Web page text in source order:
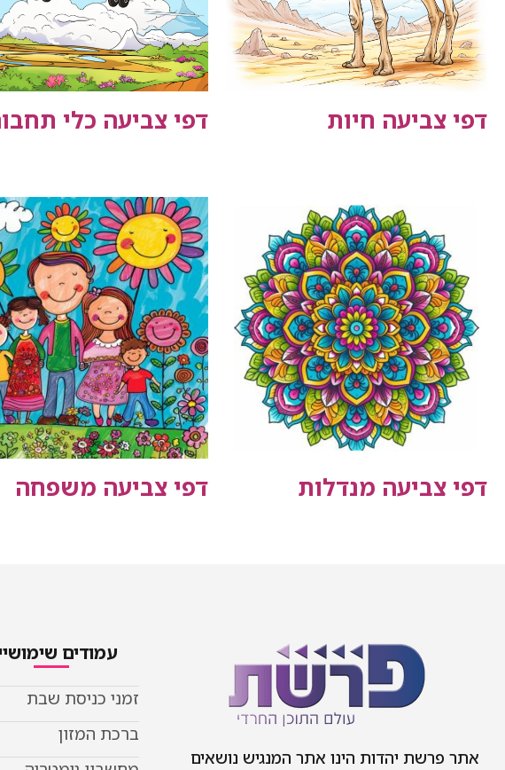
דפי צביעה חיות דפי צביעה כלי
דפי צביעה מנדלות דפי צביעה משפחה
אתר פרשת יהדות הינו אתר המנגיש נושאים
עמודים
זמני כניסת שבת
ברכת המזון